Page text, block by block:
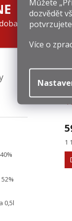
Můžete
dozvědět
Více o
0,5l
1